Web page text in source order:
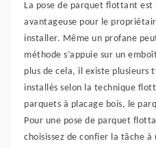
La pose de parquet flottant
avantageuse pour le
installer. Même un profane
méthode s’appuie sur un
plus de cela, il existe plusieurs
installés selon la technique
parquets à placage bois, le
Pour une pose de parquet
choisissez de confier la tâche